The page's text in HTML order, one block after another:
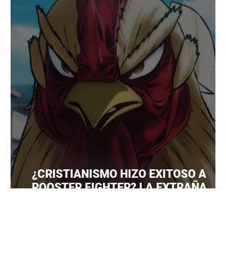
¿CRISTIANISMO HIZO EXITOSO A
ROOSTER FIGHTER? LA EXTRAÑA